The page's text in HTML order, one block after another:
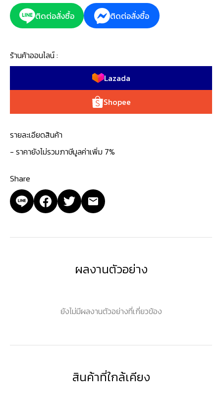
ติดต่อสั่งซื้อ
ติดต่อสั่งซื้อ
ร้านค้าออนไลน์ :
Lazada
Shopee
รายละเอียดสินค้า
- ราคายังไม่รวมภาษีมูลค่าเพิ่ม 7%
Share
ผลงานตัวอย่าง
ยังไม่มีผลงานตัวอย่างที่เกี่ยวข้อง
สินค้าที่ใกล้เคียง